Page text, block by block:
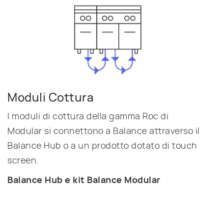
Moduli Cottura
I moduli di cottura della gamma Roc di
Modular si connettono a Balance attraverso il
Balance Hub o a un prodotto dotato di touch
screen.
Balance Hub e kit Balance Modular